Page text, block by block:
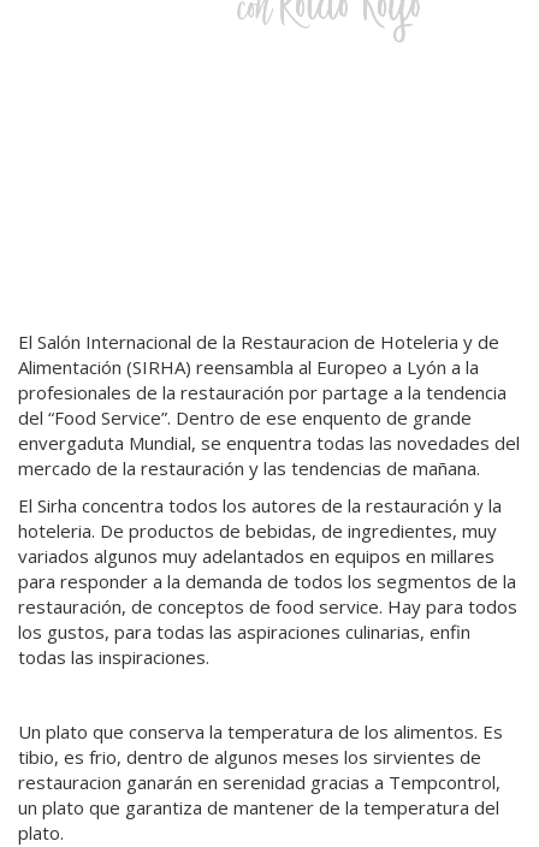
El Salón Internacional de la Restauracion de Hoteleria y de
Alimentación (SIRHA) reensambla al Europeo a Lyón a la
profesionales de la restauración por partage a la tendencia
del “Food Service”. Dentro de ese enquento de grande
envergaduta Mundial, se enquentra todas las novedades del
mercado de la restauración y las tendencias de mañana.
El Sirha concentra todos los autores de la restauración y la
hoteleria. De productos de bebidas, de ingredientes, muy
variados algunos muy adelantados en equipos en millares
para responder a la demanda de todos los segmentos de la
restauración, de conceptos de food service. Hay para todos
los gustos, para todas las aspiraciones culinarias, enfin
todas las inspiraciones.
Un plato que conserva la temperatura de los alimentos. Es
tibio, es frio, dentro de algunos meses los sirvientes de
restauracion ganarán en serenidad gracias a Tempcontrol,
un plato que garantiza de mantener de la temperatura del
plato.